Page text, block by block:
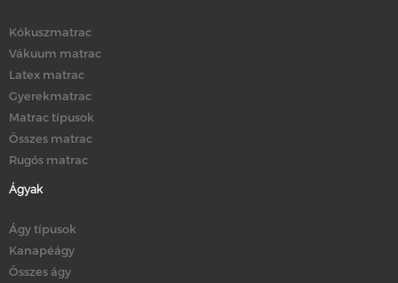
Kókuszmatrac
Vákuum matrac
Latex matrac
Gyerekmatrac
Matrac típusok
Összes matrac
Rugós matrac
Ágyak
Ágy típusok
Kanapéágy
Összes ágy